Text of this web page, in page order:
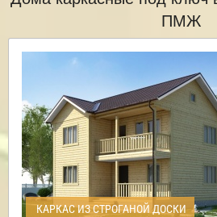
ПМЖ
КАРКАС ИЗ СТРОГАНОЙ ДОСКИ